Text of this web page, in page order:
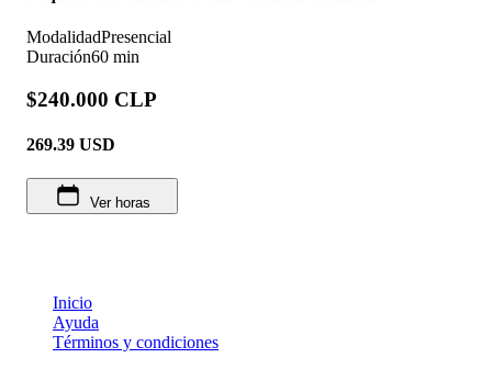
ModalidadPresencial
Duración60 min
$240.000 CLP
269.39 USD
Ver horas
Inicio
Ayuda
Términos y condiciones